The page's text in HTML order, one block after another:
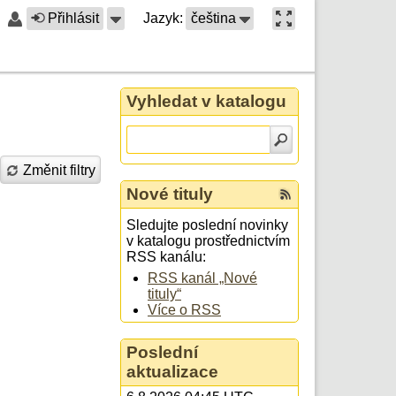
Přihlásit Jazyk: čeština
Změnit filtry
Vyhledat v katalogu
Nové tituly
Sledujte poslední novinky
v katalogu prostřednictvím
RSS kanálu:
RSS kanál „Nové
tituly“
Více o RSS
Poslední
aktualizace